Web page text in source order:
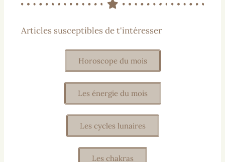
Articles susceptibles de t'intéresser
Horoscope du mois
Les énergie du mois
Les cycles lunaires
Les chakras